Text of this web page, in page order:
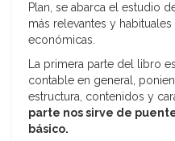
Plan, se abarca el estudio
más relevantes y
económicas.
La primera parte del libro
contable en general,
estructura, contenidos y
parte nos sirve de
básico.